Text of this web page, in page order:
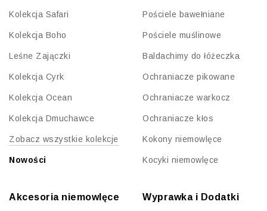
Kolekcja Safari
Kolekcja Boho
Leśne Zajączki
Kolekcja Cyrk
Kolekcja Ocean
Kolekcja Dmuchawce
Zobacz wszystkie kolekcje
Nowości
Pościele bawełniane
Pościele muślinowe
Baldachimy do łóżeczka
Ochraniacze pikowane
Ochraniacze warkocz
Ochraniacze kłos
Kokony niemowlęce
Kocyki niemowlęce
Akcesoria niemowlęce Wyprawka i Dodatki